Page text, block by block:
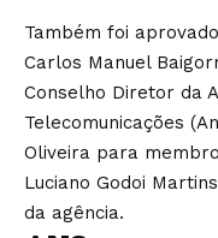
Também foi
Carlos Manuel
Conselho Diretor da
Telecomunicações
Oliveira para
Luciano Godoi
da agência.